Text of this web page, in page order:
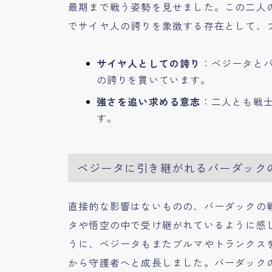
最期まで戦う姿勢を見せました。この二
でサイヤ人の誇りを象徴する存在として
サイヤ人としての誇り ：ベジータと
の誇りを貫いています。
強さを追い求める意志 ：二人とも戦
す。
ベジータに引き継がれるバーダック
直接的な影響はないものの、バーダック
タや悟空の中で受け継がれているように
うに、ベジータもまたブルマやトランク
から守護者へと成長しました。バーダッ